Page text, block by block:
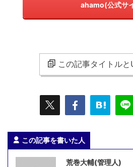
ahamo(公式サ
この記事タイトルと
この記事を書いた人
荒巻大輔(管理人)